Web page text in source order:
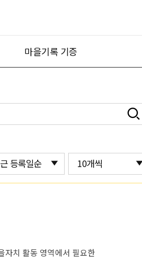
마을기록 기증
등록일순 10개씩
자치 활동 영역에서 필요한